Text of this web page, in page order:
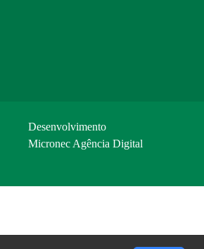
Desenvolvimento
Micronec Agência Digital